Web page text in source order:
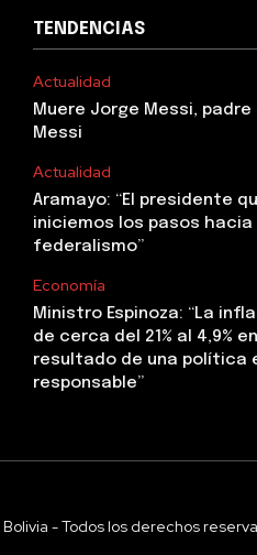
TENDENCIAS
Actualidad
Muere Jorge Messi, padre
Messi
Actualidad
Aramayo: “El presidente
iniciemos los pasos hacia
federalismo”
Economía
Ministro Espinoza: “La
de cerca del 21% al 4,9%
resultado de una política
responsable”
- Todos los derechos